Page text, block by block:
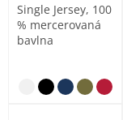
Single Jersey, 100
% mercerovaná
bavlna